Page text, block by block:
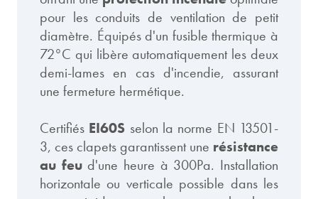
pour les conduits de ventilation de petit
diamètre. Équipés d'un fusible thermique à
72°C qui libère automatiquement les deux
demi-lames en cas d'incendie, assurant
une fermeture hermétique.
Certifiés EI60S selon la norme EN 13501-
3, ces clapets garantissent une résistance
au feud'une heure à 300Pa. Installation
horizontale ou verticale possible dans les